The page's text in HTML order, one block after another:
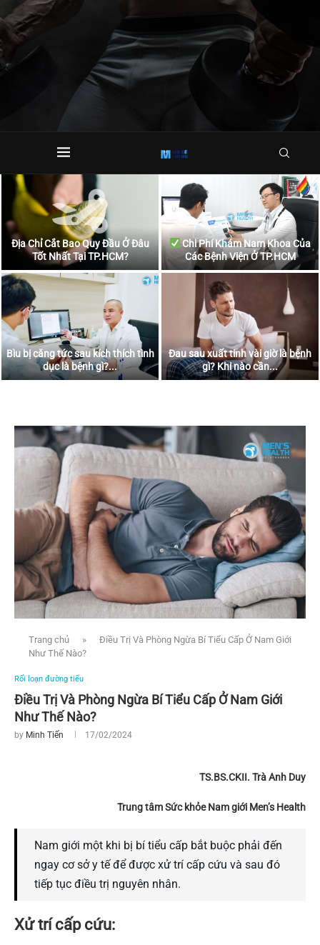
Địa Chỉ Cắt Bao Quy Đầu Ở Đâu
Tốt Nhất Tại TP.HCM?
Chi Phí Khám Nam Khoa Của
Các Bệnh Viện Ở TP.HCM
Bìu bị căng tức sau kích thích tình
dục là bệnh gì?...
Đau sau xuất tinh vài giờ là bệnh
gì? Khi nào cần...
Trang chủ »
Điều Trị Và Phòng Ngừa Bí Tiểu Cấp Ở Nam Giới
Như Thế Nào?
Rối loạn đường tiểu
Điều Trị Và Phòng Ngừa Bí Tiểu Cấp Ở Nam Giới
Như Thế Nào?
by Minh Tiến 17/02/2024
TS.BS.CKII. Trà Anh Duy
Trung tâm Sức khỏe Nam giới Men’s Health
Nam giới một khi bị bí tiểu cấp bắt buộc phải đến
ngay cơ sở y tế để được xử trí cấp cứu và sau đó
tiếp tục điều trị nguyên nhân.
Xử trí cấp cứu: